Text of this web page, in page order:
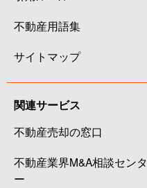
不動産用語集
サイトマップ
関連サービス
不動産売却の窓口
不動産業界M&A相談センタ
ー